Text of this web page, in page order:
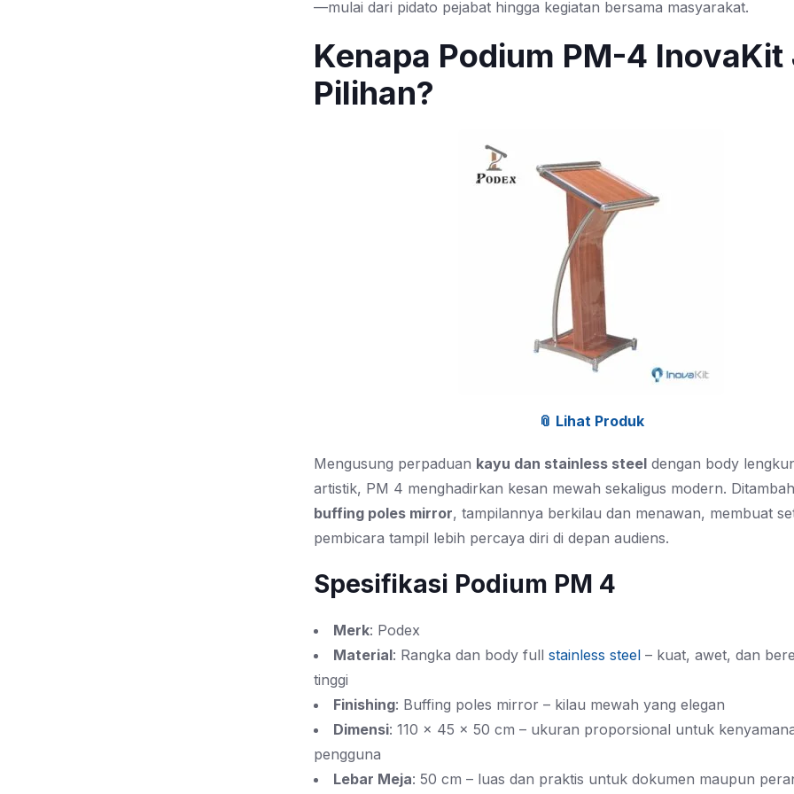
—mulai dari pidato pejabat hingga kegiatan bersama masyarakat.
Kenapa Podium PM-4 InovaKit
Pilihan?
📎 Lihat Produk
Mengusung perpaduan kayu dan stainless steel dengan body
artistik, PM 4 menghadirkan kesan mewah sekaligus modern.
buffing poles mirror, tampilannya berkilau dan menawan, membuat
pembicara tampil lebih percaya diri di depan audiens.
Spesifikasi Podium PM 4
Merk: Podex
Material: Rangka dan body full stainless steel – kuat, awet, dan
tinggi
Finishing: Buffing poles mirror – kilau mewah yang elegan
Dimensi: 110 x 45 x 50 cm – ukuran proporsional untuk
pengguna
Lebar Meja: 50 cm – luas dan praktis untuk dokumen maupun